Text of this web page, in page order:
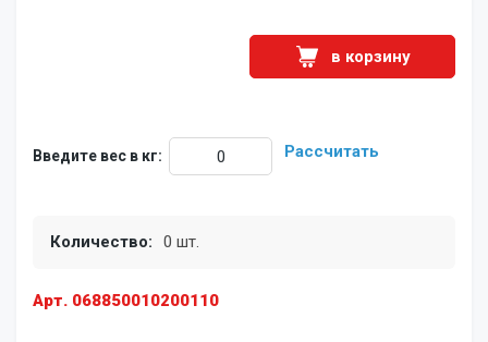
Арт. 068850010200110
в корзину
Введите вес в кг: Рассчитать
Количество: 0 шт.